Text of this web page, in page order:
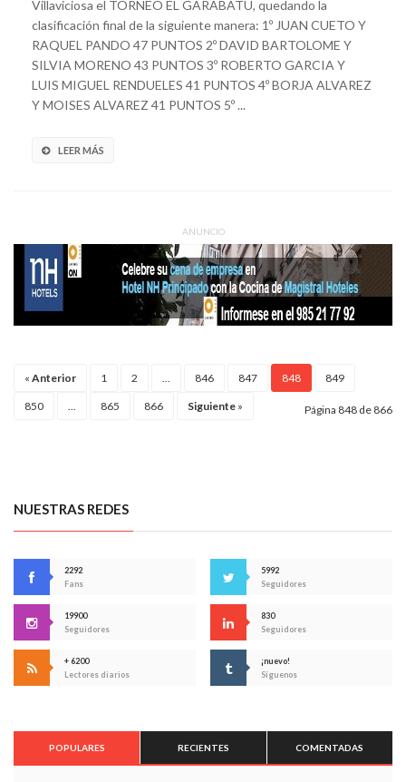
Villaviciosa el TORNEO EL GARABATU, quedando la
clasificación final de la siguiente manera: 1º JUAN CUETO Y
RAQUEL PANDO 47 PUNTOS 2º DAVID BARTOLOME Y
SILVIA MORENO 43 PUNTOS 3º ROBERTO GARCIA Y
LUIS MIGUEL RENDUELES 41 PUNTOS 4º BORJA ALVAREZ
Y MOISES ALVAREZ 41 PUNTOS 5º ...
LEER MÁS
ANUNCIO
« Anterior 1 2 846 847 848 849
850 865 866 Siguiente » Página 848 de 866
NUESTRAS REDES
2292
Fans
5992
Seguidores
19900
Seguidores
830
Seguidores
+ 6200
Lectores diarios
¡nuevo!
Síguenos
POPULARES RECIENTES COMENTADAS